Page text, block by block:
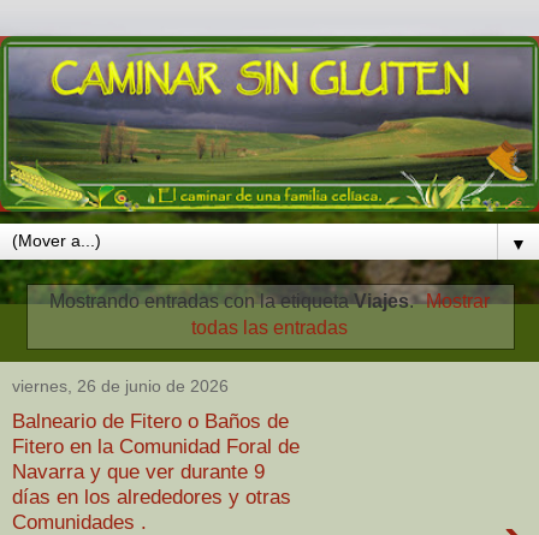
▼
Mostrando entradas con la etiquetaViajes. Mostrar
todas las entradas
viernes, 26 de junio de 2026
Balneario de Fitero o Baños de
Fitero en la Comunidad Foral de
Navarra y que ver durante 9
días en los alrededores y otras
Comunidades .